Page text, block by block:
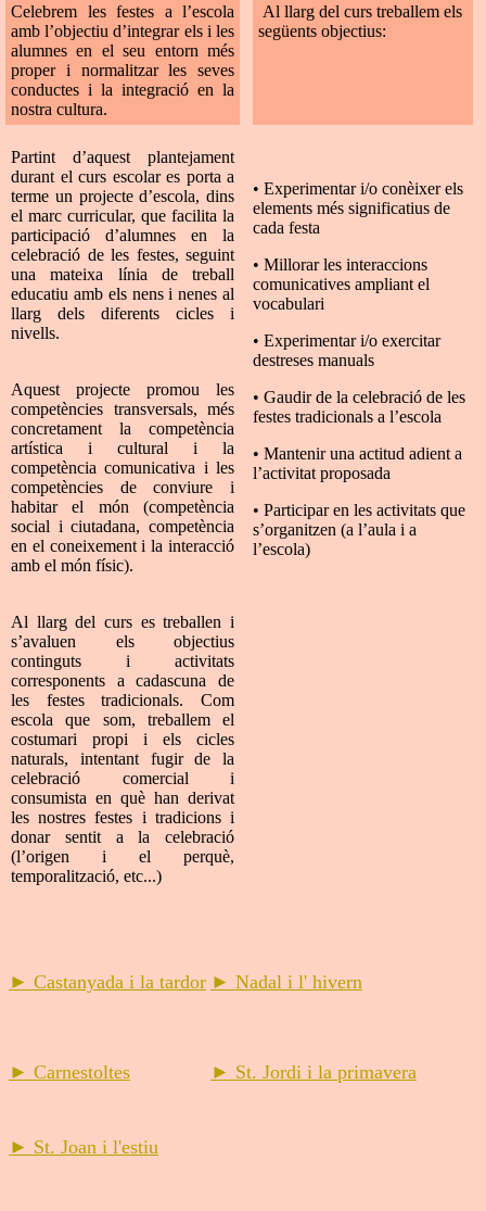
Celebrem les festes a l’escola
amb l’objectiu d’integrar els i les
alumnes en el seu entorn més
proper i normalitzar les seves
conductes i la integració en la
nostra cultura.
Al llarg del curs treballem els
següents objectius:
Partint d’aquest plantejament
durant el curs escolar es porta a
terme un projecte d’escola, dins
el marc curricular, que facilita la
participació d’alumnes en la
celebració de les festes, seguint
una mateixa línia de treball
educatiu amb els nens i nenes al
llarg dels diferents cicles i
nivells.
Aquest projecte promou les
competències transversals, més
concretament la competència
artística i cultural i la
competència comunicativa i les
competències de conviure i
habitar el món (competència
social i ciutadana, competència
en el coneixement i la interacció
amb el món físic).
Al llarg del curs es treballen i
s’avaluen els objectius
continguts i activitats
corresponents a cadascuna de
les festes tradicionals. Com
escola que som, treballem el
costumari propi i els cicles
naturals, intentant fugir de la
celebració comercial i
consumista en què han derivat
les nostres festes i tradicions i
donar sentit a la celebració
(l’origen i el perquè,
temporalització, etc...)
• Experimentar i/o conèixer els
elements més significatius de
cada festa
• Millorar les interaccions
comunicatives ampliant el
vocabulari
• Experimentar i/o exercitar
destreses manuals
• Gaudir de la celebració de les
festes tradicionals a l’escola
• Mantenir una actitud adient a
l’activitat proposada
• Participar en les activitats que
s’organitzen (a l’aula i a
l’escola)
► Castanyada i la tardor ► Nadal i l' hivern
► Carnestoltes ► St. Jordi i la primavera
► St. Joan i l'estiu